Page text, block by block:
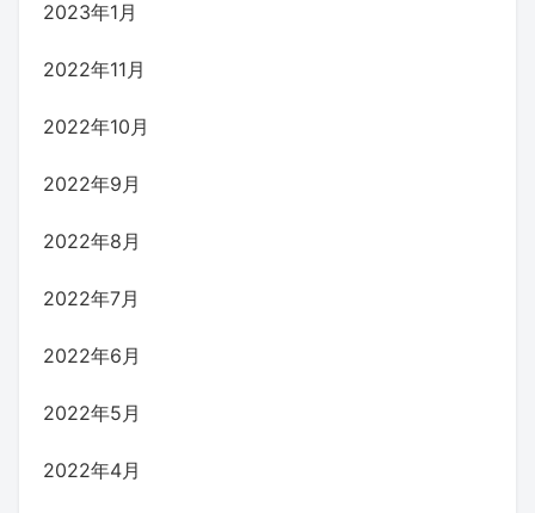
2023年1月
2022年11月
2022年10月
2022年9月
2022年8月
2022年7月
2022年6月
2022年5月
2022年4月